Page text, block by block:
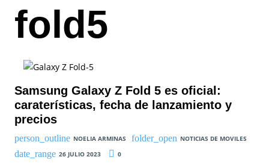
fold5
Samsung Galaxy Z Fold 5 es oficial:
caraterísticas, fecha de lanzamiento y
precios
NOELIA ARMINAS
NOTICIAS DE MOVILES
26 JULIO 2023
0